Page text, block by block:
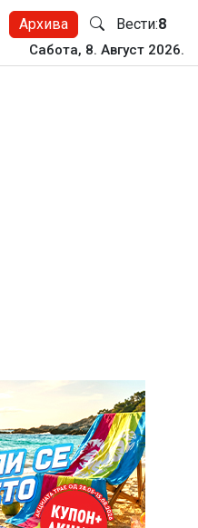
Архива Вести:8
Сабота, 8. Август 2026.